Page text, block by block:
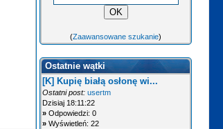
(Zaawansowane szukanie)
Ostatnie wątki
[K] Kupię białą osłonę wi...
Ostatni post: usertm
Dzisiaj 18:11:22
»Odpowiedzi: 0
»Wyświetleń: 22